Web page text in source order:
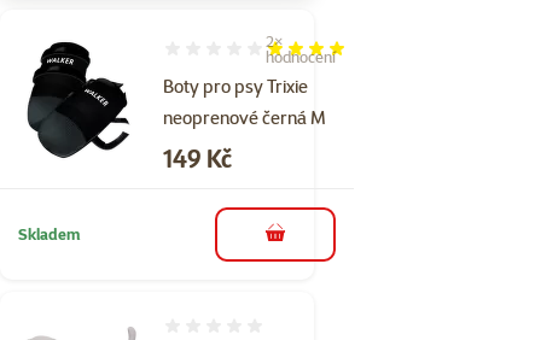
Boty pro psy Trixie
neoprenové černá M
Hodnocení 80%, počet hodnocení: 2
2×
hodnocení
Cena
149 Kč
Skladem do košíku